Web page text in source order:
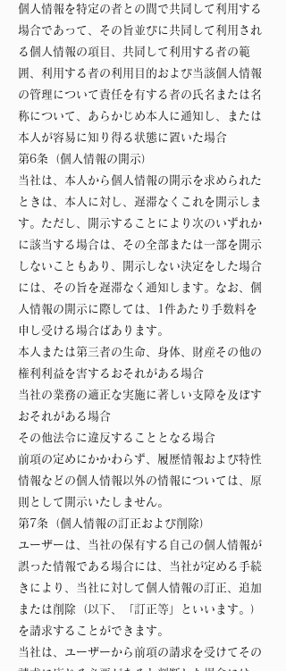
個人情報を特定の者との間で共同して利用する
場合であって、その旨並びに共同して利用され
る個人情報の項目、共同して利用する者の範
囲、利用する者の利用目的および当該個人情報
の管理について責任を有する者の氏名または名
称について、あらかじめ本人に通知し、または
本人が容易に知り得る状態に置いた場合
第6条（個人情報の開示）
当社は、本人から個人情報の開示を求められた
ときは、本人に対し、遅滞なくこれを開示しま
す。ただし、開示することにより次のいずれか
に該当する場合は、その全部または一部を開示
しないこともあり、開示しない決定をした場合
には、その旨を遅滞なく通知します。なお、個
人情報の開示に際しては、1件あたり手数料を
申し受ける場合ばあります。
本人または第三者の生命、身体、財産その他の
権利利益を害するおそれがある場合
当社の業務の適正な実施に著しい支障を及ぼす
おそれがある場合
その他法令に違反することとなる場合
前項の定めにかかわらず、履歴情報および特性
情報などの個人情報以外の情報については、原
則として開示いたしません。
第7条（個人情報の訂正および削除）
ユーザーは、当社の保有する自己の個人情報が
誤った情報である場合には、当社が定める手続
きにより、当社に対して個人情報の訂正、追加
または削除（以下、「訂正等」といいます。）
を請求することができます。
当社は、ユーザーから前項の請求を受けてその